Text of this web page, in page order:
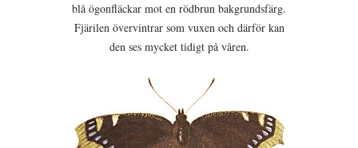
blå ögonfläckar mot en rödbrun bakgrundsfärg.
Fjärilen övervintrar som vuxen och därför kan
den ses mycket tidigt på våren.